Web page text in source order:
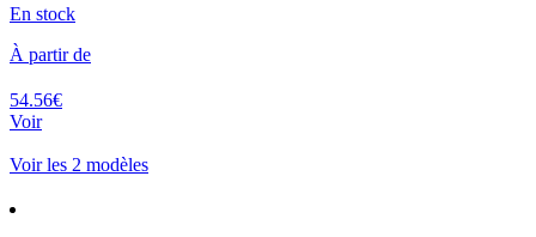
En stock
À partir de
54.56€
Voir
Voir les 2 modèles